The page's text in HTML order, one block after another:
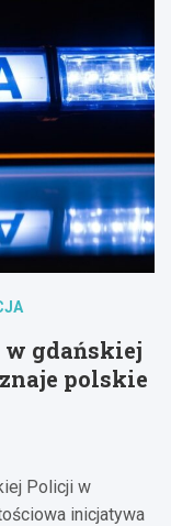
gdańskiej
polskie
Policji w
inicjatywa